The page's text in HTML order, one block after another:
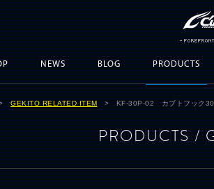
NEWS BLOG PRODUCTS
GEKITO RELATED ITEM > KF-30P-02 カブトフック
PRODUCTS /